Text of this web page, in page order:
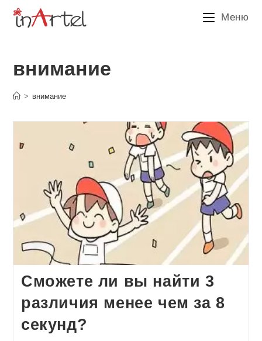
Перейти
Меню
внимание
> внимание
Сможете ли вы найти 3
различия менее чем за 8
секунд?